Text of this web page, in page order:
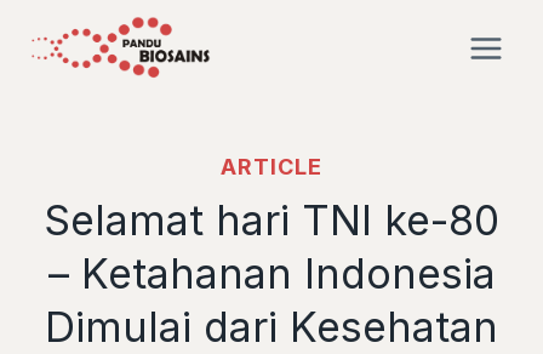
ARTICLE
Selamat hari TNI ke-80
– Ketahanan Indonesia
Dimulai dari Kesehatan